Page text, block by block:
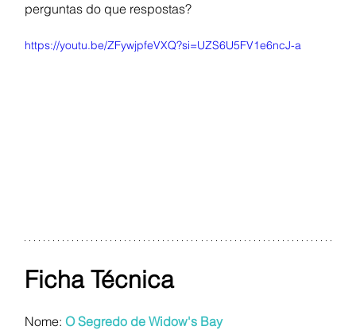
perguntas do que respostas?
https://youtu.be/ZFywjpfeVXQ?si=UZS6U5FV1e6ncJ-a
Ficha Técnica
Nome: O Segredo de Widow's Bay